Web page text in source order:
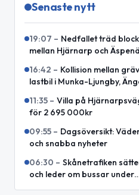
Senaste nytt
19:07 – Nedfallet träd
mellan Hjärnarp och
16:42 – Kollision mellan
lastbil i Munka-Ljungby,
11:35 – Villa på
för 2 695 000kr
09:55 – Dagsöversikt:
och snabba nyheter
06:30 – Skånetrafiken
och leder om bussar under